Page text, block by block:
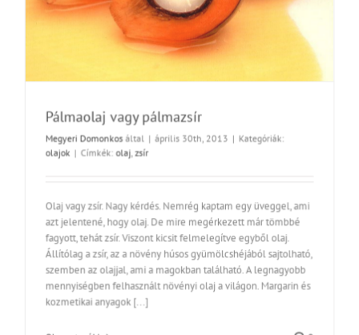
Pálmaolaj vagy pálmazsír
Megyeri Domonkosáltal | április 30th, 2013 | Kategóriák:
olajok | Címkék: olaj, zsír
Olaj vagy zsír. Nagy kérdés. Nemrég kaptam egy üveggel, ami
azt jelentené, hogy olaj. De mire megérkezett már tömbbé
fagyott, tehát zsír. Viszont kicsit felmelegítve egyből olaj.
Állítólag a zsír, az a növény húsos gyümölcshéjából sajtolható,
szemben az olajjal, ami a magokban található. A legnagyobb
mennyiségben felhasznált növényi olaj a világon. Margarin és
kozmetikai anyagok [...]